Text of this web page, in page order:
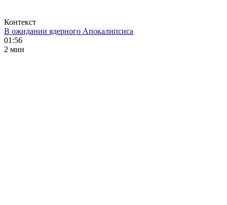
Контекст
В ожидании ядерного Апокалипсиса
01:56
2 мин